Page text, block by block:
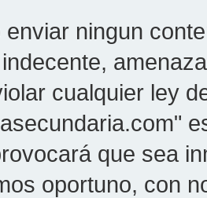
ningun
cualquier ley
que sea
oportuno, con